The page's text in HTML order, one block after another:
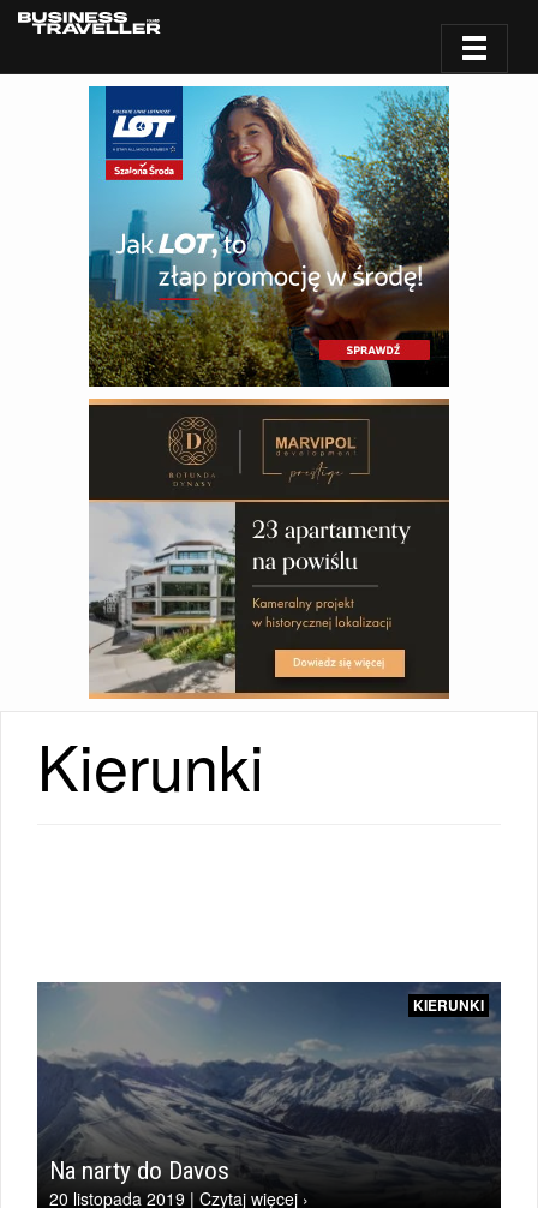
Kierunki
KIERUNKI
Na narty do Davos
20 listopada 2019 | Czytaj więcej ›